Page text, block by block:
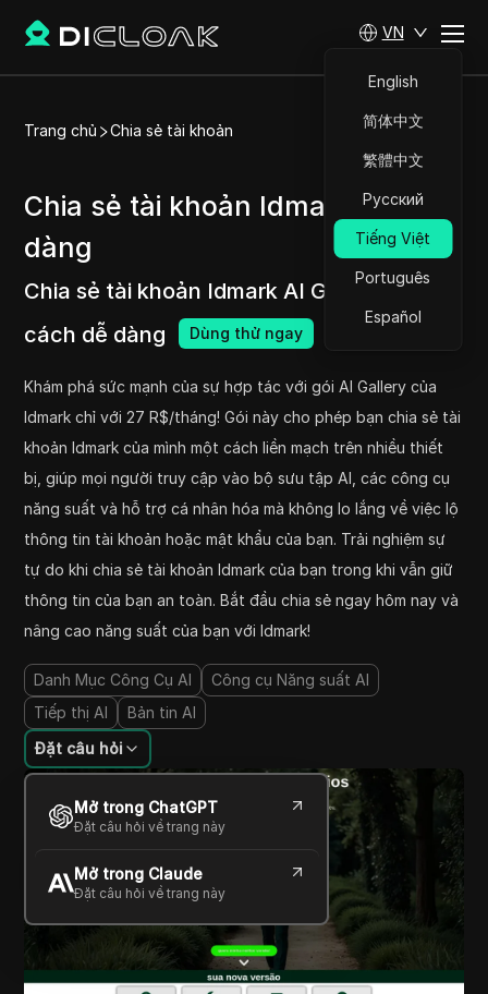
VN
English
简体中文
繁體中文
Русский
Tiếng Việt
Português
Español
Trang chủ Chia sẻ tài khoản
Chia sẻ tài khoản Idmark dễ
dàng
Chia sẻ tài khoản Idmark AI Gallery một
cách dễ dàng
Dùng thử ngay
Khám phá sức mạnh của sự hợp tác với gói AI Gallery của
Idmark chỉ với 27 R$/tháng! Gói này cho phép bạn chia sẻ tài
khoản Idmark của mình một cách liền mạch trên nhiều thiết
bị, giúp mọi người truy cập vào bộ sưu tập AI, các công cụ
năng suất và hỗ trợ cá nhân hóa mà không lo lắng về việc lộ
thông tin tài khoản hoặc mật khẩu của bạn. Trải nghiệm sự
tự do khi chia sẻ tài khoản Idmark của bạn trong khi vẫn giữ
thông tin của bạn an toàn. Bắt đầu chia sẻ ngay hôm nay và
nâng cao năng suất của bạn với Idmark!
Danh Mục Công Cụ AI
Công cụ Năng suất AI
Tiếp thị AI
Bản tin AI
Đặt câu hỏi
Mở trong ChatGPT
Đặt câu hỏi về trang này
Mở trong Claude
Đặt câu hỏi về trang này